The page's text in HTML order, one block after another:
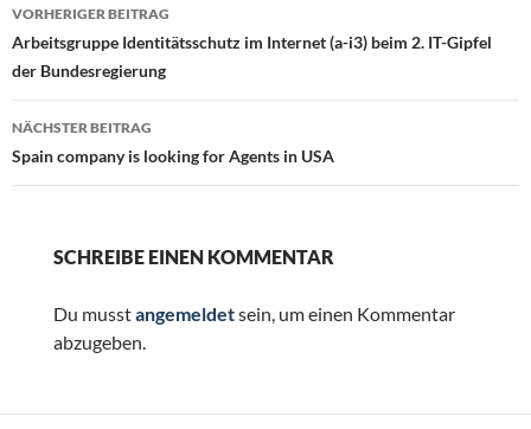
VORHERIGER BEITRAG
Arbeitsgruppe Identitätsschutz im Internet (a-i3) beim 2. IT-Gipfel
der Bundesregierung
NÄCHSTER BEITRAG
Spain company is looking for Agents in USA
SCHREIBE EINEN KOMMENTAR
Du musstangemeldetsein, um einen Kommentar
abzugeben.